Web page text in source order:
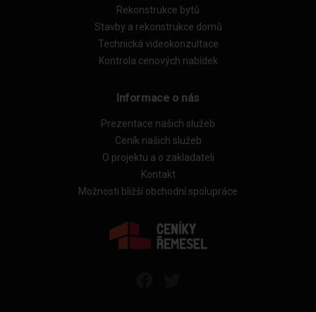
Rekonstrukce bytů
Stavby a rekonstrukce domů
Technická videokonzultace
Kontrola cenových nabídek
Informace o nás
Prezentace našich služeb
Ceník našich služeb
O projektu a o zakladateli
Kontakt
Možnosti bližší obchodní spolupráce